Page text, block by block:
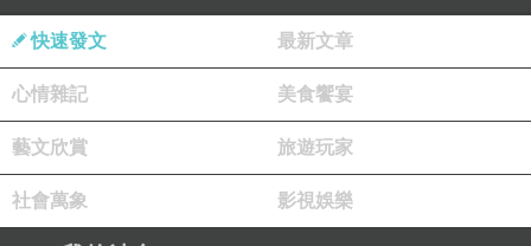
快速發文 最新文章
心情雜記 美食饗宴
藝文欣賞 旅遊玩家
社會萬象 影視娛樂